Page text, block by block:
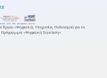
Έργου «Ψηφιακές Υπηρεσίες Πολιτισμού για το
Πρόγραμμα «Ψηφιακή Σύγκλιση».